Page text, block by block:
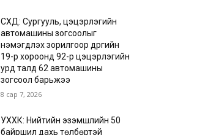
СХД: Сургууль, цэцэрлэгийн
автомашины зогсоолыг
нэмэгдүүлэх зорилгоор дүүргийн
19-р хороонд 92-р цэцэрлэгийн
урд талд 62 автомашины
зогсоол барьжээ
8 сар 7, 2026
УХХК: Нийтийн эзэмшлийн 50
байршил дахь төлбөртэй